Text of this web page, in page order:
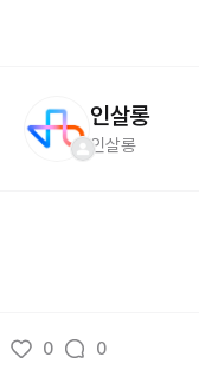
인살롱
인살롱
0 0